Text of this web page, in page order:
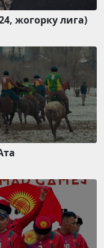
жогорку лига)